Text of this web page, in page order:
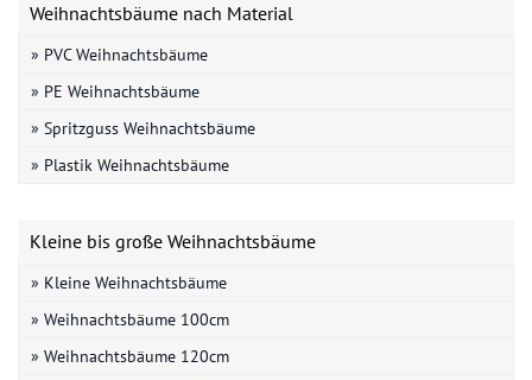
Weihnachtsbäume nach Material
» PVC Weihnachtsbäume
» PE Weihnachtsbäume
» Spritzguss Weihnachtsbäume
» Plastik Weihnachtsbäume
Kleine bis große Weihnachtsbäume
» Kleine Weihnachtsbäume
» Weihnachtsbäume 100cm
» Weihnachtsbäume 120cm